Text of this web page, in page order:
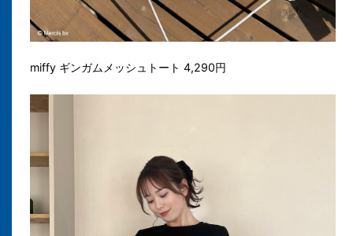
miffy ギンガムメッシュトート 4,290円